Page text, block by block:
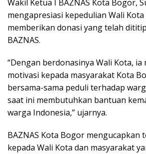
Wakil Ketua I BAZNAS Kota Bogor,
mengapresiasi kepedulian Wali
memberikan donasi yang telah
BAZNAS.
“Dengan berdonasinya Wali Kota, ia
motivasi kepada masyarakat Kota
bersama-sama peduli terhadap
saat ini membutuhkan bantuan
warga Indonesia,” ujarnya.
BAZNAS Kota Bogor mengucapkan
kepada Wali Kota dan masyarakat